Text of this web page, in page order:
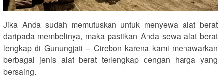
Jika Anda sudah memutuskan untuk menyewa alat berat
daripada membelinya, maka pastikan Anda sewa alat berat
lengkap di Gunungjati – Cirebon karena kami menawarkan
berbagai jenis alat berat terlengkap dengan harga yang
bersaing.